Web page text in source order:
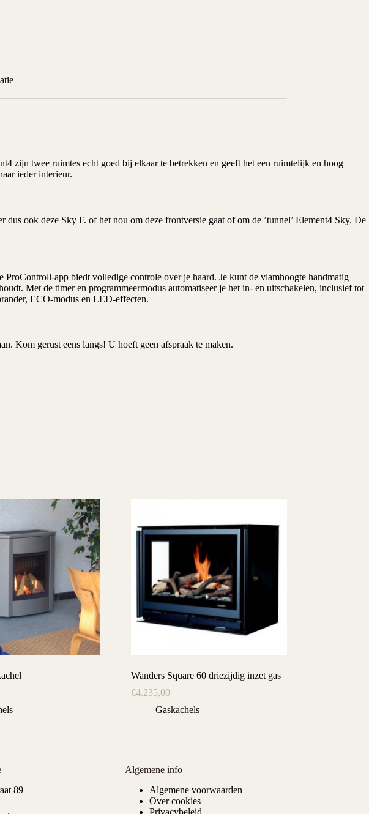
zijn twee ruimtes echt goed bij elkaar te betrekken en geeft het een ruimtelijk en hoog
ieder interieur.
ook deze Sky F. of het nou om deze frontversie gaat of om de ’tunnel’ Element4 Sky. De
app biedt volledige controle over je haard. Je kunt de vlamhoogte handmatig
Met de timer en programmeermodus automatiseer je het in- en uitschakelen, inclusief tot
ECO-modus en LED-effecten.
Kom gerust eens langs! U hoeft geen afspraak te maken.
Wanders Square 60 driezijdig inzet gas
€4.235,00
Gaskachels
89
Algemene info
Algemene voorwaarden
Over cookies
Privacybeleid